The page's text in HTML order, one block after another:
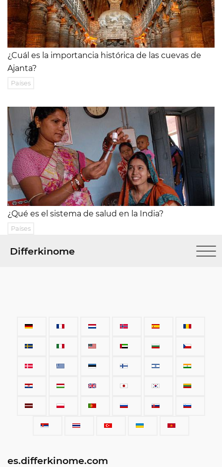
¿Cuál es la importancia histórica de las cuevas de
Ajanta?
Países
¿Qué es el sistema de salud en la India?
Países
Differkinome
es.differkinome.com